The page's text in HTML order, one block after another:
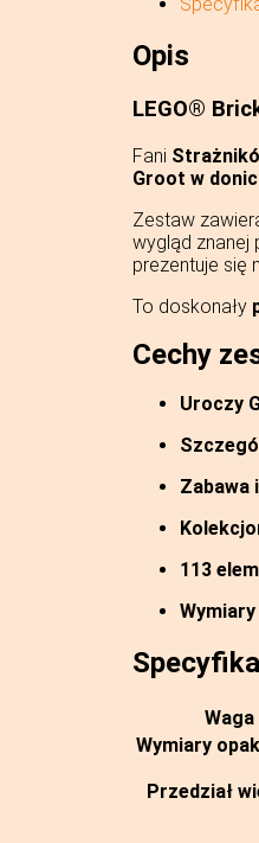
Opis
LEGO®
Fani
Groot w
Zestaw
wygląd znanej
prezentuje się
To doskonały
Cechy
Uroczy
Zabawa
113
Waga
Wymiary
Przedział